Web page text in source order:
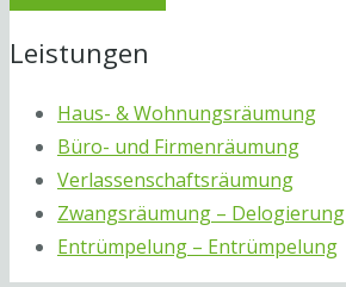
Leistungen
Haus- & Wohnungsräumung
Büro- und Firmenräumung
Verlassenschaftsräumung
Zwangsräumung – Delogierung
Entrümpelung – Entrümpelung